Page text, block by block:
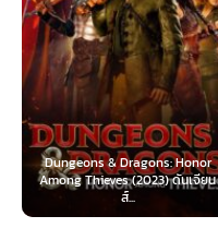
Dungeons & Dragons: Honor
Among Thieves (2023) ดันเจียน
ส์...